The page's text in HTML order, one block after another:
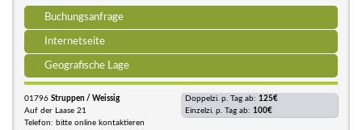
Buchungsanfrage
Internetseite
Geografische Lage
01796 Struppen / Weissig
Auf der Laase 21
Telefon: bitte online kontaktieren
Doppelzi. p. Tag ab: 125€
Einzelzi. p. Tag ab: 100€